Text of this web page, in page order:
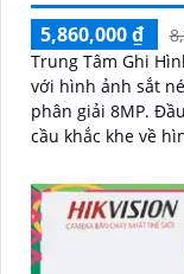
5,860,000 ₫
Trung Tâm Ghi
với hình ảnh sắt
phân giải 8MP. Đầu ghi này hoàn toàn đáp ứng được yêu
cầu khắc khe về